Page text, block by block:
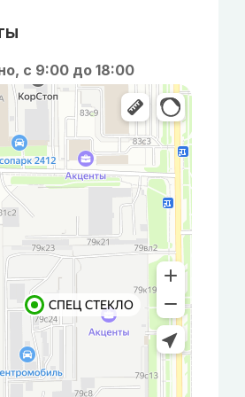
с 9:00 до 18:00